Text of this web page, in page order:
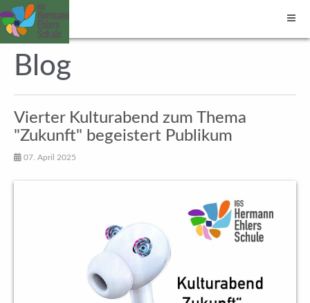
Blog
Vierter Kulturabend zum Thema
"Zukunft" begeistert Publikum
07. April 2025